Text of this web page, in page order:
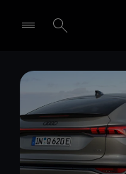
Händler wählen